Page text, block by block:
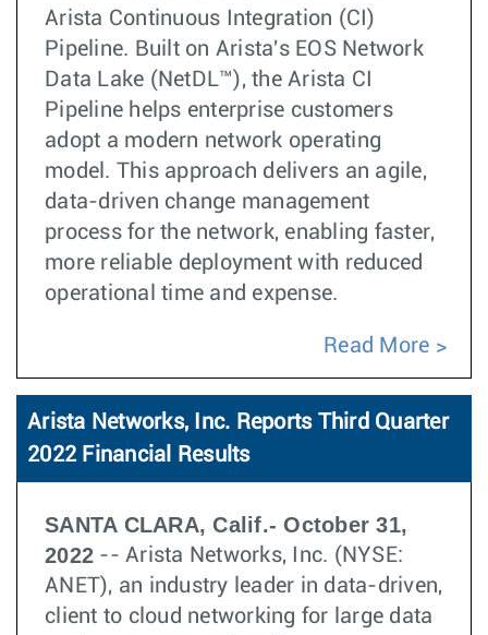
Arista Continuous Integration (CI)
Pipeline. Built on Arista's EOS Network
Data Lake (NetDL™), the Arista CI
Pipeline helps enterprise customers
adopt a modern network operating
model. This approach delivers an agile,
data-driven change management
process for the network, enabling faster,
more reliable deployment with reduced
operational time and expense.
Read More
Arista Networks, Inc. Reports Third Quarter
2022 Financial Results
SANTA CLARA, Calif.- October 31,
2022 -- Arista Networks, Inc. (NYSE:
ANET), an industry leader in data-driven,
client to cloud networking for large data